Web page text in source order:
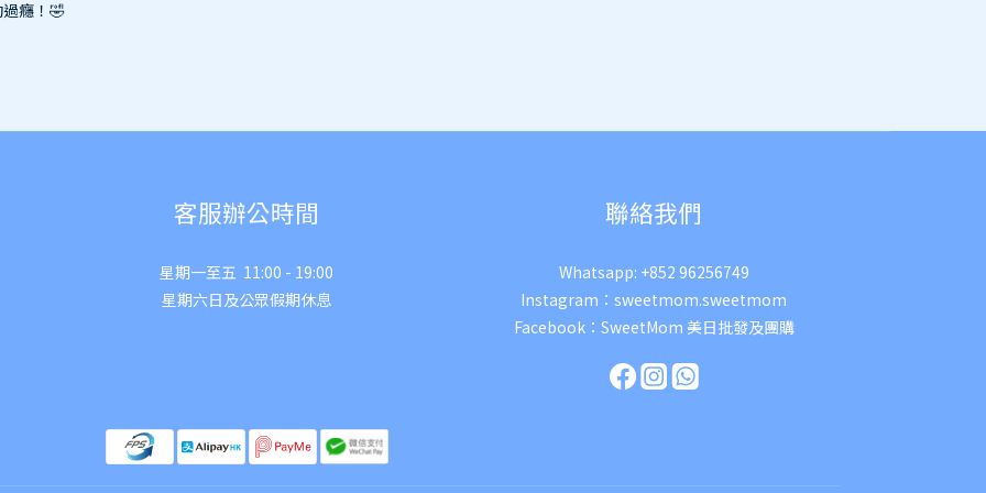
癮！🤣
客服辦公時間
星期一至五 11:00 - 19:00
星期六日及公眾假期休息
聯絡我們
Whatsapp: +852 96256749
Instagram： sweetmom.sweetmom
Facebook： SweetMom 美日批發及團購